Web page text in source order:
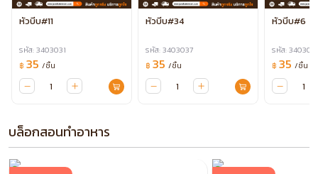
หัวบีบ#11
รหัส: 3403031
฿ 35 /ชิ้น
หัวบีบ#34
รหัส: 3403037
฿ 35 /ชิ้น
หัวบีบ#6
รหัส: 3403041
฿ 35 /ชิ้น
บล็อกสอนทำอาหาร